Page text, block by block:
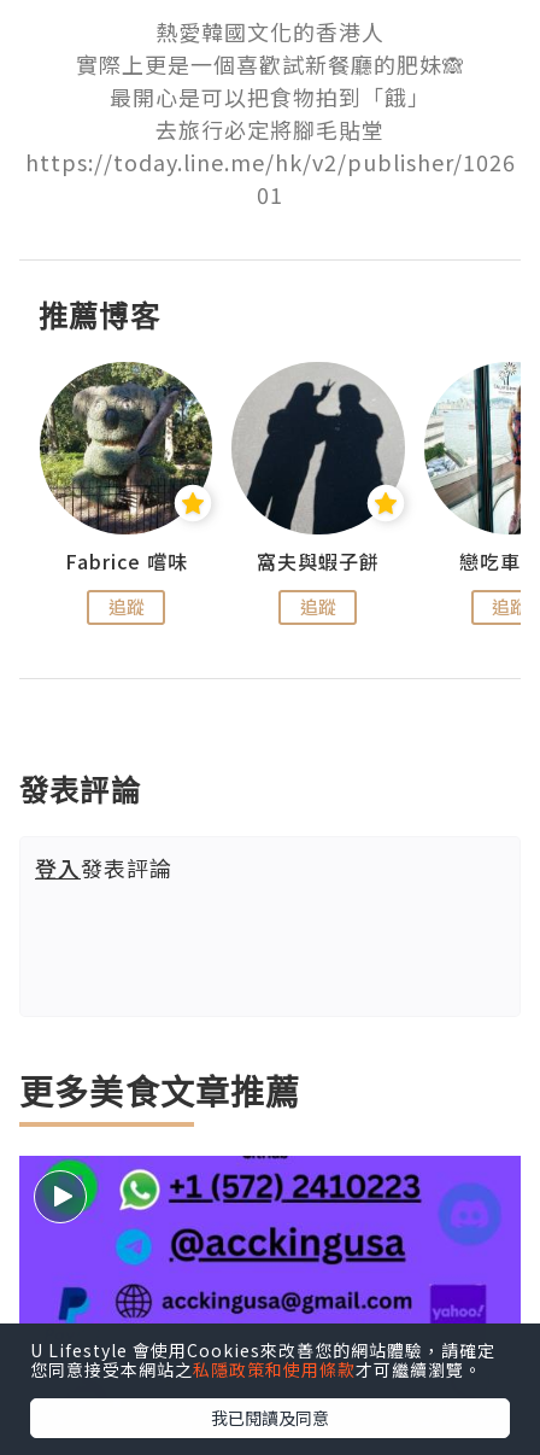
熱愛韓國文化的香港人
實際上更是一個喜歡試新餐廳的肥妹🙈
最開心是可以把食物拍到「餓」
去旅行必定將腳毛貼堂
https://today.line.me/hk/v2/publisher/1026
01
推薦博客
Fabrice 嚐味
追蹤
窩夫與蝦子餅
追蹤
戀吃車
追蹤
發表評論
登入發表評論
更多美食文章推薦
U Lifestyle 會使用Cookies來改善您的網站體驗，請確定
您同意接受本網站之私隱政策和使用條款才可繼續瀏覽。
我已閱讀及同意